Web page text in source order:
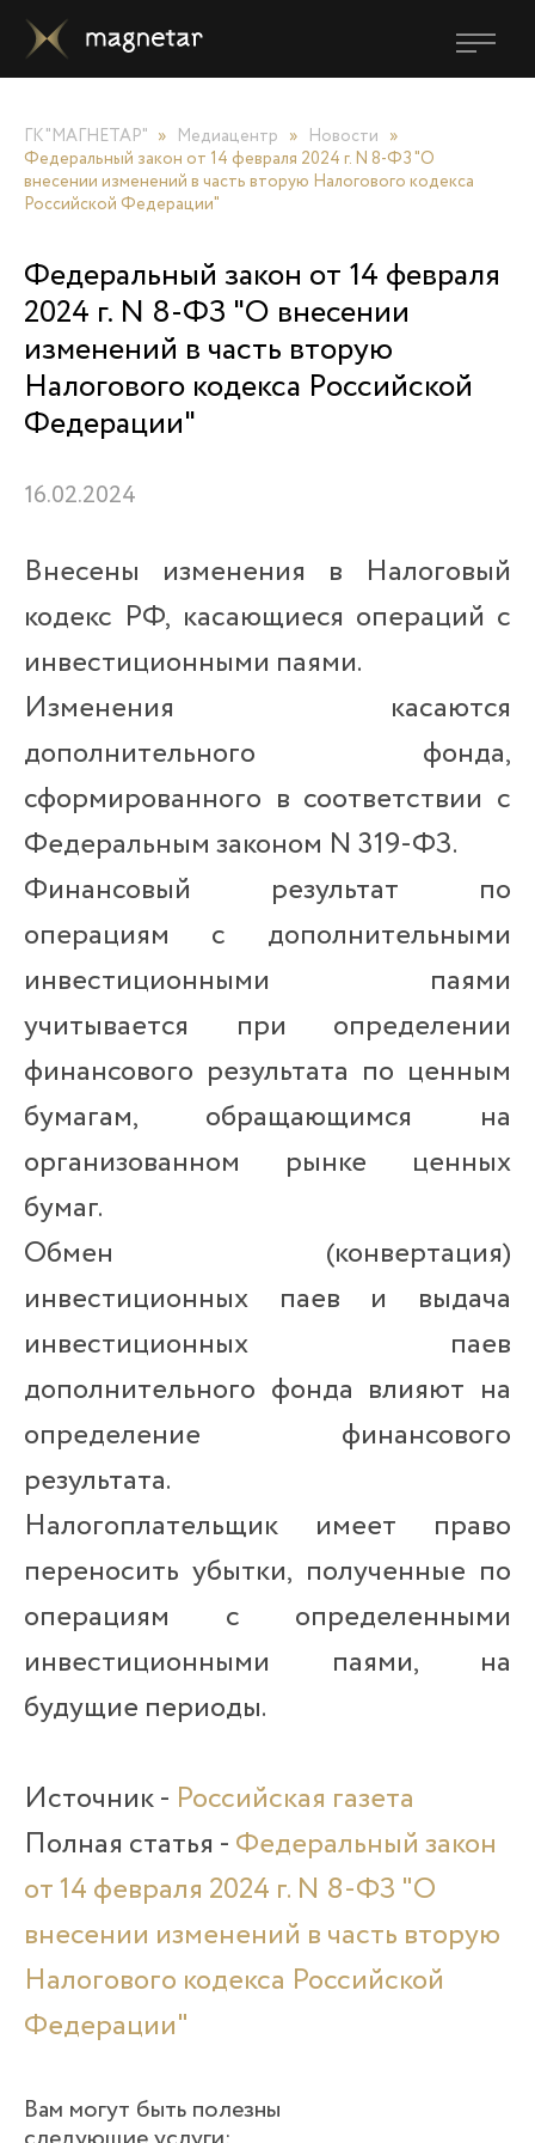
ГК "МАГНЕТАР" » Медиацентр » Новости »
Федеральный закон от 14 февраля 2024 г. N 8-ФЗ "О
внесении изменений в часть вторую Налогового кодекса
Российской Федерации"
Федеральный закон от 14 февраля
2024 г. N 8-ФЗ "О внесении
изменений в часть вторую
Налогового кодекса Российской
Федерации"
16.02.2024
Внесены изменения в Налоговый
кодекс РФ, касающиеся операций с
инвестиционными паями.
Изменения касаются
дополнительного фонда,
сформированного в соответствии с
Федеральным законом N 319-ФЗ.
Финансовый результат по
операциям с дополнительными
инвестиционными паями
учитывается при определении
финансового результата по ценным
бумагам, обращающимся на
организованном рынке ценных
бумаг.
Обмен (конвертация)
инвестиционных паев и выдача
инвестиционных паев
дополнительного фонда влияют на
определение финансового
результата.
Налогоплательщик имеет право
переносить убытки, полученные по
операциям с определенными
инвестиционными паями, на
будущие периоды.
Источник - Российская газета
Полная статья - Федеральный закон
от 14 февраля 2024 г. N 8-ФЗ "О
внесении изменений в часть вторую
Налогового кодекса Российской
Федерации"
Вам могут быть полезны